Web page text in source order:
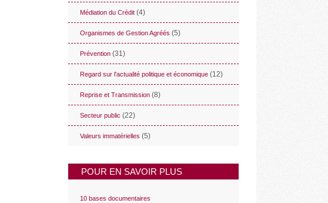
Médiation du Crédit (4)
Organismes de Gestion Agréés (5)
Prévention (31)
Regard sur l'actualité politique et économique (12)
Reprise et Transmission (8)
Secteur public (22)
Valeurs immatérielles (5)
POUR EN SAVOIR PLUS
10 bases documentaires